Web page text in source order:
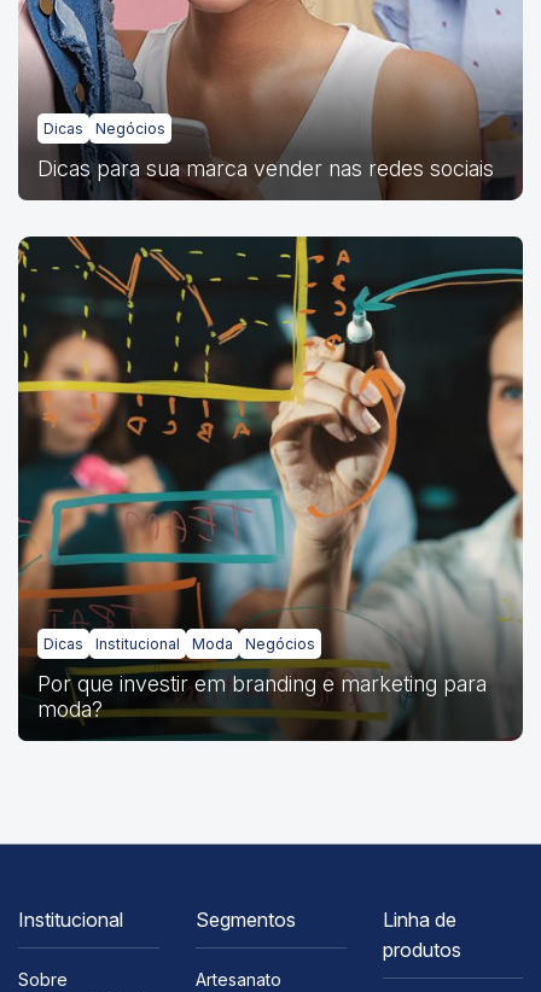
Dicas Negócios
Dicas para sua marca vender nas redes sociais
Dicas Institucional Moda Negócios
Por que investir em branding e marketing para
moda?
Institucional
Sobre
Segmentos
Artesanato
Linha de
produtos